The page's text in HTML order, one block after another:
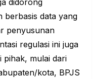
berbasis data yang
penyusunan
regulasi ini juga
pihak, mulai dari
kota, BPJS